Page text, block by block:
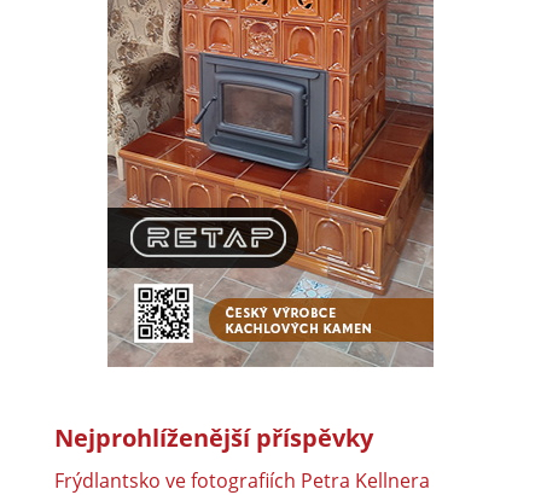
Nejprohlíženější příspěvky
Frýdlantsko ve fotografiích Petra Kellnera